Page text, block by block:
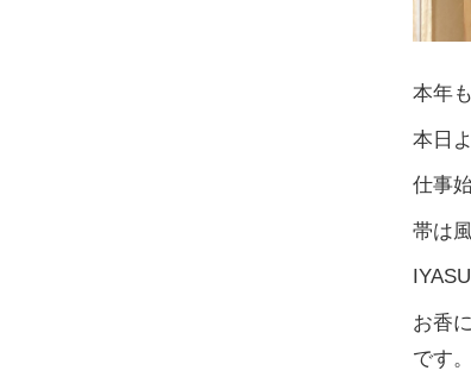
本年
本日
仕事
帯は
お香
です。